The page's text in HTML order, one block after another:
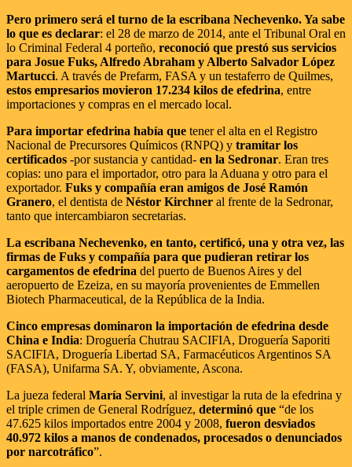
Pero primero será el turno de la escribana Nechevenko. Ya sabe
lo que es declarar: el 28 de marzo de 2014, ante el Tribunal Oral en
lo Criminal Federal 4 porteño, reconoció que prestó sus servicios
para Josue Fuks, Alfredo Abraham y Alberto Salvador López
Martucci. A través de Prefarm, FASA y un testaferro de Quilmes,
estos empresarios movieron 17.234 kilos de efedrina, entre
importaciones y compras en el mercado local.
Para importar efedrina había que tener el alta en el Registro
Nacional de Precursores Químicos (RNPQ) y tramitar los
certificados -por sustancia y cantidad- en la Sedronar. Eran tres
copias: uno para el importador, otro para la Aduana y otro para el
exportador. Fuks y compañía eran amigos de José Ramón
Granero, el dentista de Néstor Kirchner al frente de la Sedronar,
tanto que intercambiaron secretarias.
La escribana Nechevenko, en tanto, certificó, una y otra vez, las
firmas de Fuks y compañía para que pudieran retirar los
cargamentos de efedrina del puerto de Buenos Aires y del
aeropuerto de Ezeiza, en su mayoría provenientes de Emmellen
Biotech Pharmaceutical, de la República de la India.
Cinco empresas dominaron la importación de efedrina desde
China e India: Droguería Chutrau SACIFIA, Droguería Saporiti
SACIFIA, Droguería Libertad SA, Farmacéuticos Argentinos SA
(FASA), Unifarma SA. Y, obviamente, Ascona.
La jueza federal María Servini, al investigar la ruta de la efedrina y
el triple crimen de General Rodríguez, determinó que “de los
47.625 kilos importados entre 2004 y 2008, fueron desviados
40.972 kilos a manos de condenados, procesados o denunciados
por narcotráfico”.